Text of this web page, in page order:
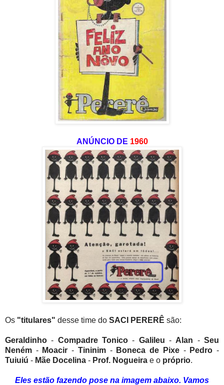
ANÚNCIO DE 1960
Os "titulares" desse time do SACI PERERÊ são:
Geraldinho - Compadre Tonico - Galileu- Alan -Seu
Neném - Moacir - Tininim- Boneca de Pixe- Pedro -
Tuiuiú - Mãe Docelina - Prof. Nogueira e o próprio.
Eles estão fazendo pose na imagem abaixo. Vamos